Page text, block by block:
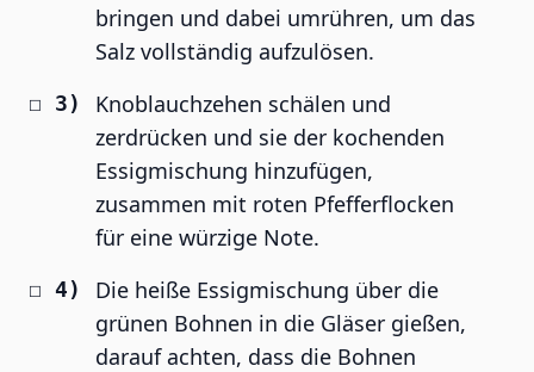
bringen und dabei umrühren, um das
Salz vollständig aufzulösen.
Knoblauchzehen schälen und
zerdrücken und sie der kochenden
Essigmischung hinzufügen,
zusammen mit roten Pfefferflocken
für eine würzige Note.
Die heiße Essigmischung über die
grünen Bohnen in die Gläser gießen,
darauf achten, dass die Bohnen